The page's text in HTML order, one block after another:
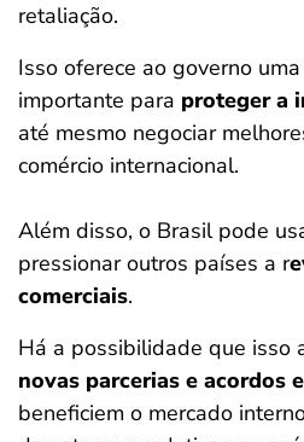
retaliação.
Isso oferece ao governo
importante para proteger a
até mesmo negociar
comércio internacional.
Além disso, o Brasil pode
pressionar outros países a r
comerciais.
Há a possibilidade que isso
novas parcerias e acordos
beneficiem o mercado